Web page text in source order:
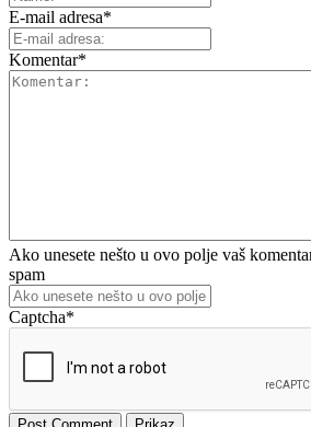
E-mail adresa*
Komentar*
Ako unesete nešto u ovo polje vaš
spam
Captcha*